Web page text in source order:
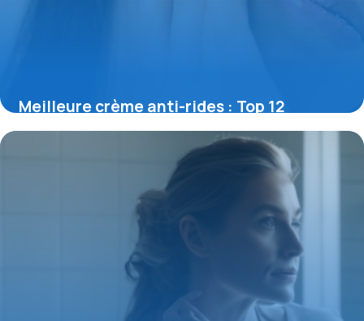
Meilleure crème anti-rides : Top 12
efficaces